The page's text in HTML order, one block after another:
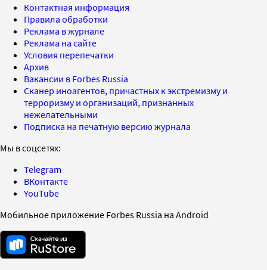
Контактная информация
Правила обработки
Реклама в журнале
Реклама на сайте
Условия перепечатки
Архив
Вакансии в Forbes Russia
Сканер иноагентов, причастных к экстремизму и
терроризму и организаций, признанных
нежелательными
Подписка на печатную версию журнала
Мы в соцсетях:
Telegram
ВКонтакте
YouTube
Мобильное приложение Forbes Russia на Android